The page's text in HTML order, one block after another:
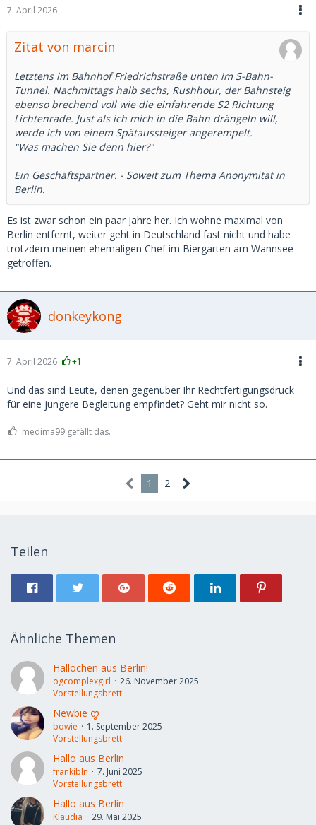
7. April 2026
Zitat von marcin
Letztens im Bahnhof Friedrichstraße unten im S-Bahn-
Tunnel. Nachmittags halb sechs, Rushhour, der Bahnsteig
ebenso brechend voll wie die einfahrende S2 Richtung
Lichtenrade. Just als ich mich in die Bahn drängeln will,
werde ich von einem Spätaussteiger angerempelt.
"Was machen Sie denn hier?"
Ein Geschäftspartner. - Soweit zum Thema Anonymität in
Berlin.
Es ist zwar schon ein paar Jahre her. Ich wohne maximal von
Berlin entfernt, weiter geht in Deutschland fast nicht und habe
trotzdem meinen ehemaligen Chef im Biergarten am Wannsee
getroffen.
donkeykong
7. April 2026 +1
Und das sind Leute, denen gegenüber Ihr Rechtfertigungsdruck
für eine jüngere Begleitung empfindet? Geht mir nicht so.
medima99 gefällt das.
1 2
Teilen
Ähnliche Themen
Hallöchen aus Berlin!
ogcomplexgirl
26. November 2025
Vorstellungsbrett
Newbie ㅤꨄ︎
bowie
1. September 2025
Vorstellungsbrett
Hallo aus Berlin
frankibln
7. Juni 2025
Vorstellungsbrett
Hallo aus Berlin
Klaudia
29. Mai 2025